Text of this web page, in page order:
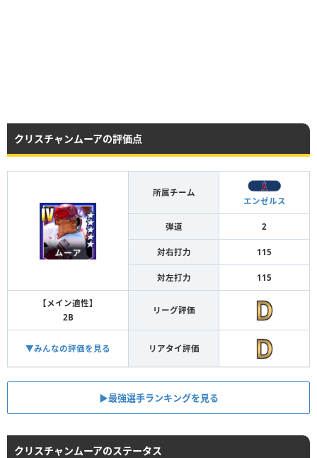
クリスチャンムーアの評価点
所属チーム
エンゼルス
弾道 2
対右打力 115
対左打力 115
【メイン適性】
2B
リーグ評価
▼みんなの評価を見る リアタイ評価
▶︎最強選手ランキングを見る
クリスチャンムーアのステータス